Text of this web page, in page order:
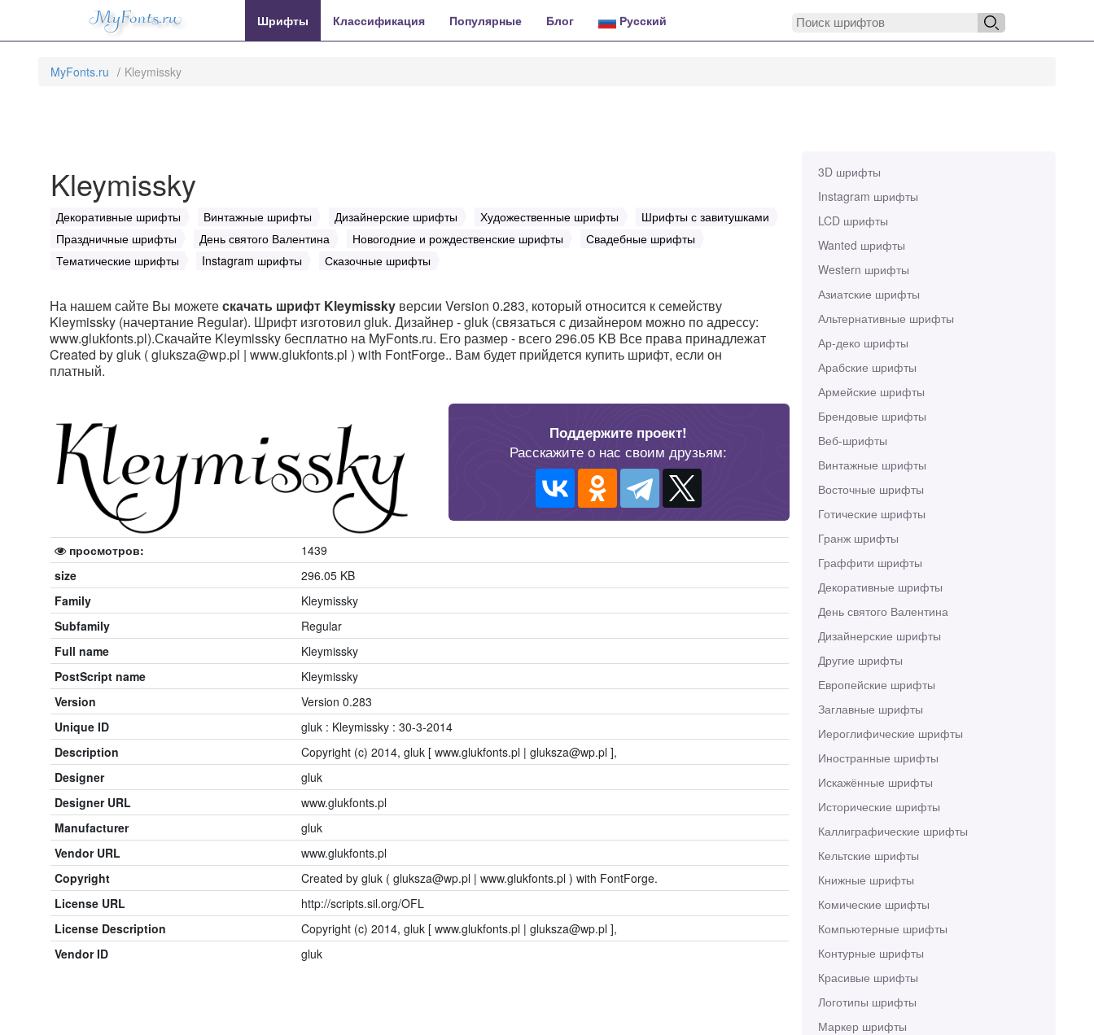
MyFonts.ru Шрифты Классификация Популярные Блог Русский
MyFonts.ru Kleymissky
3D шрифты
Instagram шрифты
LCD шрифты
Wanted шрифты
Western шрифты
Азиатские шрифты
Альтернативные шрифты
Ар-деко шрифты
Арабские шрифты
Армейские шрифты
Брендовые шрифты
Веб-шрифты
Винтажные шрифты
Восточные шрифты
Готические шрифты
Гранж шрифты
Граффити шрифты
Декоративные шрифты
День святого Валентина
Дизайнерские шрифты
Другие шрифты
Европейские шрифты
Заглавные шрифты
Иероглифические шрифты
Иностранные шрифты
Искажённые шрифты
Исторические шрифты
Каллиграфические шрифты
Кельтские шрифты
Книжные шрифты
Комические шрифты
Компьютерные шрифты
Контурные шрифты
Красивые шрифты
Логотипы шрифты
Маркер шрифты
Kleymissky
Декоративные шрифты Винтажные шрифты Дизайнерские шрифты Художественные шрифты
Шрифты с завитушками
Праздничные шрифты
День святого Валентина Новогодние и рождественские шрифты
Свадебные шрифты
Тематические шрифты
Instagram шрифты Сказочные шрифты
На нашем сайте Вы можетескачать шрифт Kleymissky версии Version 0.283, который относится к семейству
Kleymissky (начертание Regular). Шрифт изготовил gluk. Дизайнер - gluk (связаться с дизайнером можно по адрессу:
www.glukfonts.pl).Скачайте Kleymissky бесплатно на MyFonts.ru. Его размер - всего 296.05 KB Все права принадлежат
Created by gluk ( gluksza@wp.pl | www.glukfonts.pl ) with FontForge.. Вам будет прийдется купить шрифт, если он
платный.
Поддержите проект!
Расскажите о нас своим друзьям:
просмотров:
1439
size
296.05 KB
Family
Kleymissky
Subfamily
Regular
Full name
Kleymissky
PostScript name
Kleymissky
Version
Version 0.283
Unique ID
gluk : Kleymissky : 30-3-2014
Description
Copyright (c) 2014, gluk [ www.glukfonts.pl | gluksza@wp.pl ],
Designer
gluk
Designer URL
www.glukfonts.pl
Manufacturer
gluk
Vendor URL
www.glukfonts.pl
Copyright
Created by gluk ( gluksza@wp.pl | www.glukfonts.pl ) with FontForge.
License URL
http://scripts.sil.org/OFL
License Description
Copyright (c) 2014, gluk [ www.glukfonts.pl | gluksza@wp.pl ],
Vendor ID
gluk